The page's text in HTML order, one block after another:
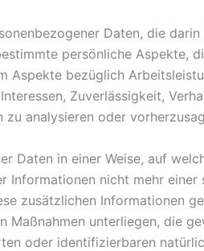
Daten, die darin
persönliche Aspekte,
Aspekte bezüglich
Zuverlässigkeit,
analysieren oder
Daten in einer Weise, auf
Informationen nicht mehr einer
zusätzlichen Informationen
unterliegen, die
oder identifizierbaren